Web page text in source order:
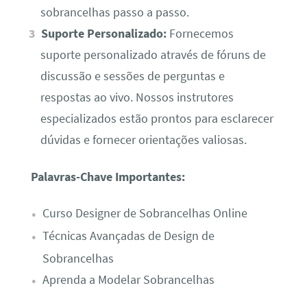
sobrancelhas passo a passo.
Suporte Personalizado: Fornecemos
suporte personalizado através de fóruns de
discussão e sessões de perguntas e
respostas ao vivo. Nossos instrutores
especializados estão prontos para esclarecer
dúvidas e fornecer orientações valiosas.
Palavras-Chave Importantes:
Curso Designer de Sobrancelhas Online
Técnicas Avançadas de Design de
Sobrancelhas
Aprenda a Modelar Sobrancelhas